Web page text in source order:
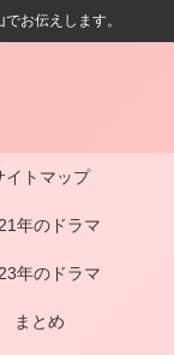
お伝えします。
イトマップ
年のドラマ
年のドラマ
まとめ